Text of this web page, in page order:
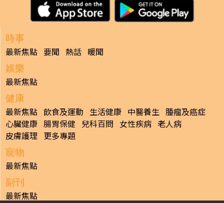
時事
最新焦點 要聞 熱話 暖聞
娛樂
最新焦點
健康
最新焦點 飲食及運動 生活健康 中醫養生 腫瘤及癌症
心臟健康 腸胃保健 兒科百問 女性疾病 老人病
皮膚護理 更多專題
寵物
最新焦點
副刊
最新焦點